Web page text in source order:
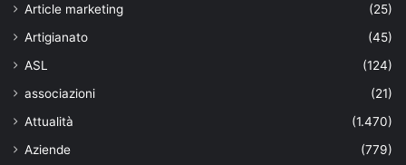
Article marketing
(25)
Artigianato
(45)
ASL
(124)
associazioni
(21)
Attualità
(1.470)
Aziende
(779)